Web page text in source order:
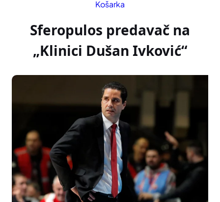
Košarka
Sferopulos predavač na
„Klinici Dušan Ivković“